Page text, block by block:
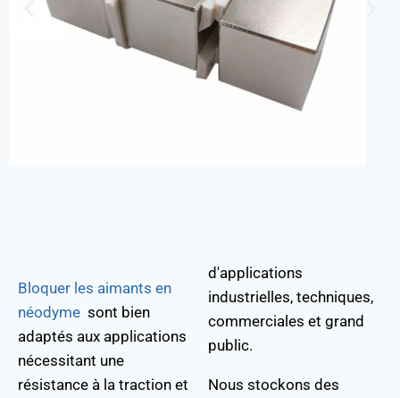
Bloquer les aimants en
néodyme sont bien
adaptés aux applications
nécessitant une
résistance à la traction et
d'applications
industrielles, techniques,
commerciales et grand
public.
Nous stockons des